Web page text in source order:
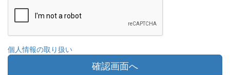
個人情報の取り扱い
確認画面へ